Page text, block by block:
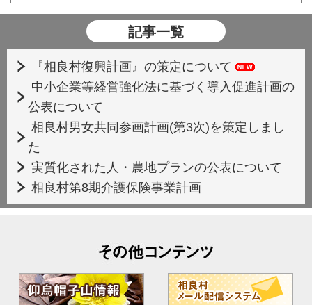
記事一覧
『相良村復興計画』の策定について
中小企業等経営強化法に基づく導入促進計画の
公表について
相良村男女共同参画計画(第3次)を策定しまし
た
実質化された人・農地プランの公表について
相良村第8期介護保険事業計画